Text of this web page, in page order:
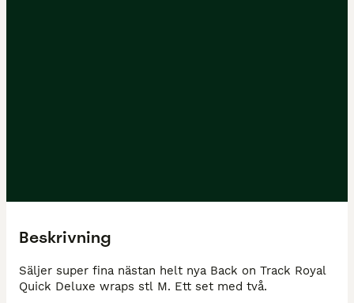
Beskrivning
Säljer super fina nästan helt nya Back on Track Royal
Quick Deluxe wraps stl M. Ett set med två.